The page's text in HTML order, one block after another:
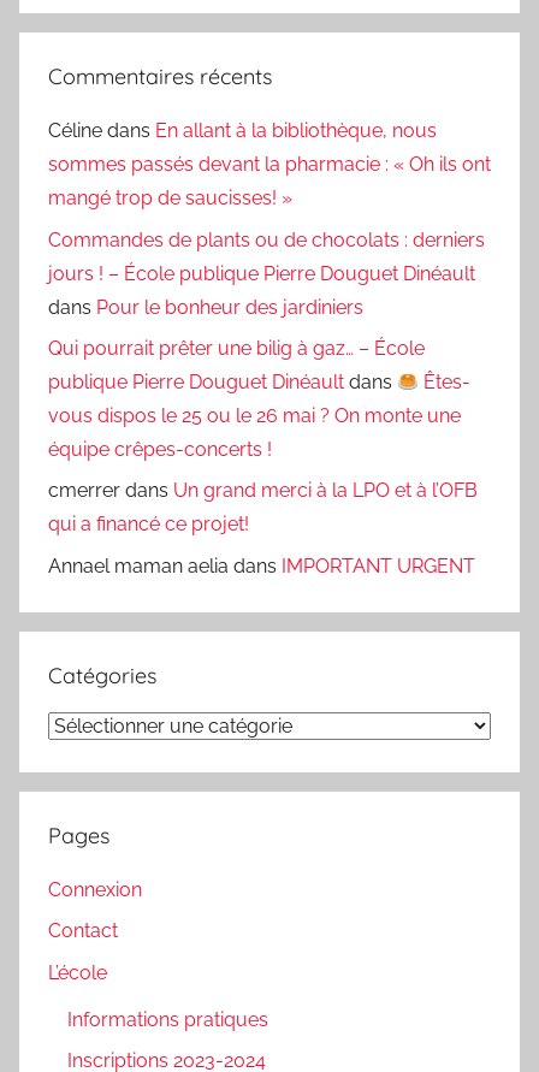
Commentaires récents
Céline dans En allant à la bibliothèque, nous
sommes passés devant la pharmacie : « Oh ils ont
mangé trop de saucisses! »
Commandes de plants ou de chocolats : derniers
jours ! – École publique Pierre Douguet Dinéault
dans Pour le bonheur des jardiniers
Qui pourrait prêter une bilig à gaz… – École
publique Pierre Douguet Dinéault dans
Êtes-
vous dispos le 25 ou le 26 mai ? On monte une
équipe crêpes-concerts !
cmerrer dans Un grand merci à la LPO et à l’OFB
qui a financé ce projet!
Annael maman aelia dans IMPORTANT URGENT
Catégories
Catégories
Pages
Connexion
Contact
L’école
Informations pratiques
Inscriptions 2023-2024